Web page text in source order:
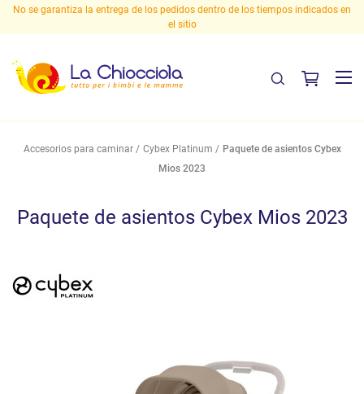
en ¡Entrega gratuita en Italia a partir de 29,90 euros!
Accesorios para caminar Cybex Platinum
Paquete de asientos Cybex
Mios 2023
Paquete de asientos Cybex Mios 2023